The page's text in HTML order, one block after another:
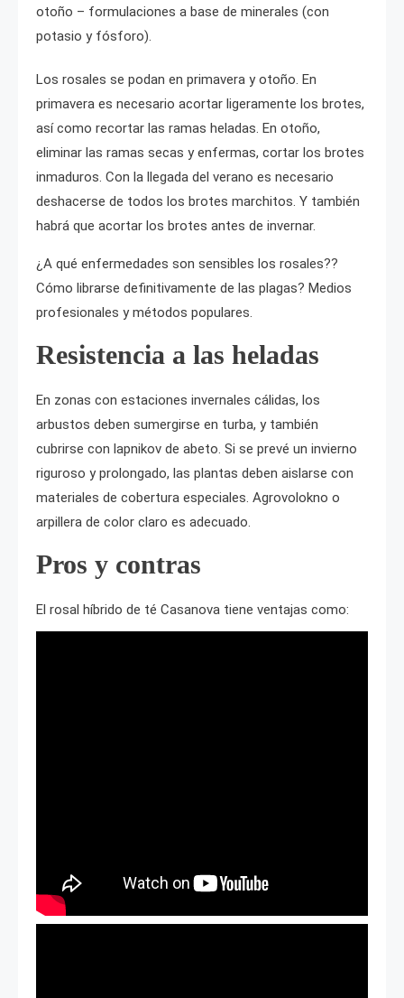
otoño – formulaciones a base de minerales (con
potasio y fósforo).
Los rosales se podan en primavera y otoño. En
primavera es necesario acortar ligeramente los brotes,
así como recortar las ramas heladas. En otoño,
eliminar las ramas secas y enfermas, cortar los brotes
inmaduros. Con la llegada del verano es necesario
deshacerse de todos los brotes marchitos. Y también
habrá que acortar los brotes antes de invernar.
¿A qué enfermedades son sensibles los rosales??
Cómo librarse definitivamente de las plagas? Medios
profesionales y métodos populares.
Resistencia a las heladas
En zonas con estaciones invernales cálidas, los
arbustos deben sumergirse en turba, y también
cubrirse con lapnikov de abeto. Si se prevé un invierno
riguroso y prolongado, las plantas deben aislarse con
materiales de cobertura especiales. Agrovolokno o
arpillera de color claro es adecuado.
Pros y contras
El rosal híbrido de té Casanova tiene ventajas como: